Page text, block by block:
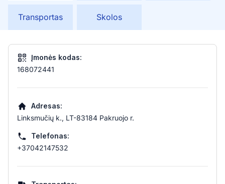
Transportas Skolos
Įmonės kodas:
168072441
Adresas:
Linksmučių k., LT-83184 Pakruojo r.
Telefonas:
+37042147532